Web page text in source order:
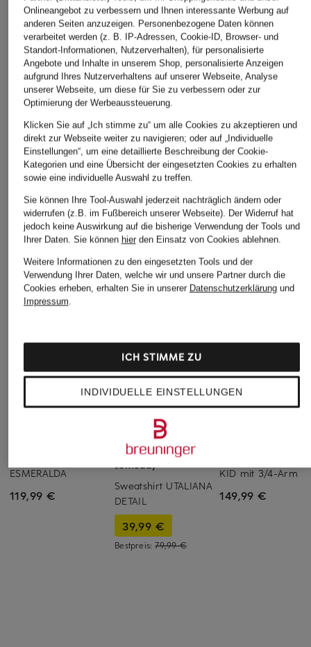
ÄHNLICHE ARTIKEL ENTDECKEN
ESMERALDA
119,99 €
+Aktionsrabatt
someday
Sweatshirt UTALIANA
DETAIL
39,99 €
Bestpreis:79,99 €
KID mit 3/4-Arm
149,99 €
Onlineangebot zu verbessern und Ihnen interessante Werbung auf
anderen Seiten anzuzeigen. Personenbezogene Daten können
verarbeitet werden (z. B. IP-Adressen, Cookie-ID, Browser- und
Standort-Informationen, Nutzerverhalten), für personalisierte
Angebote und Inhalte in unserem Shop, personalisierte Anzeigen
aufgrund Ihres Nutzerverhaltens auf unserer Webseite, Analyse
unserer Webseite, um diese für Sie zu verbessern oder zur
Optimierung der Werbeaussteuerung.
Klicken Sie auf „Ich stimme zu“ um alle Cookies zu akzeptieren und
direkt zur Webseite weiter zu navigieren; oder auf „Individuelle
Einstellungen“, um eine detaillierte Beschreibung der Cookie-
Kategorien und eine Übersicht der eingesetzten Cookies zu erhalten
sowie eine individuelle Auswahl zu treffen.
Sie können Ihre Tool-Auswahl jederzeit nachträglich ändern oder
widerrufen (z.B. im Fußbereich unserer Webseite). Der Widerruf hat
jedoch keine Auswirkung auf die bisherige Verwendung der Tools und
Ihrer Daten. Sie können hierden Einsatz von Cookies ablehnen.
Weitere Informationen zu den eingesetzten Tools und der
Verwendung Ihrer Daten, welche wir und unsere Partner durch die
Cookies erheben, erhalten Sie in unserer Datenschutzerklärungund
Impressum.
INDIVIDUELLE EINSTELLUNGEN
ICH STIMME ZU